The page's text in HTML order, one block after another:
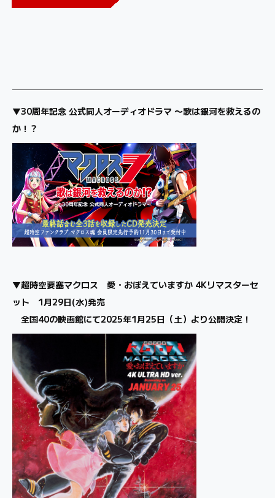
▼30周年記念 公式同人オーディオドラマ 〜歌は銀河を救えるの
か！？
▼超時空要塞マクロス 愛・おぼえていますか 4Kリマスターセ
ット 1月29日(水)発売
全国40の映画館にて2025年1月25日（土）より公開決定！